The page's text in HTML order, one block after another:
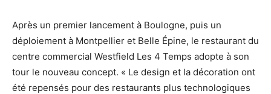
Après un premier lancement à Boulogne, puis un
déploiement à Montpellier et Belle Épine, le restaurant du
centre commercial Westfield Les 4 Temps adopte à son
tour le nouveau concept. « Le design et la décoration ont
été repensés pour des restaurants plus technologiques